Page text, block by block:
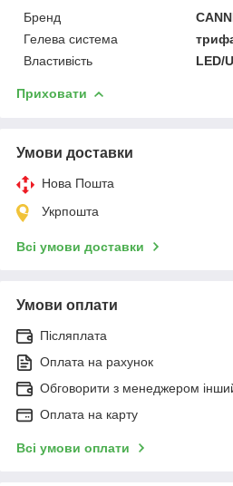
Бренд
Гелева система
Властивість
LED/
Приховати
Умови доставки
Нова Пошта
Укрпошта
Всі умови доставки
Умови оплати
Післяплата
Оплата на рахунок
Обговорити з менеджером
Оплата на карту
Всі умови оплати